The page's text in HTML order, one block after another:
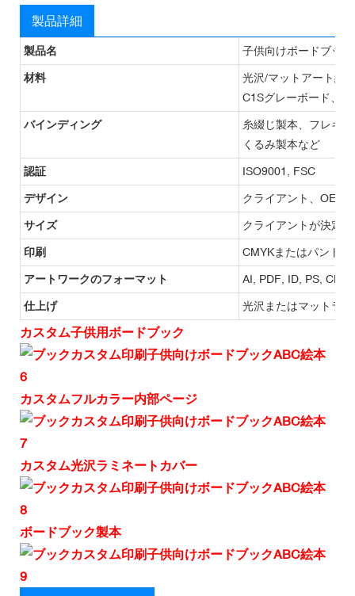
製品詳細
製品名 子供向けボードブック
材料
光沢/マットアート紙
C1Sグレーボード、
バインディング
糸綴じ製本、フレキ
くるみ製本など
認証 ISO9001, FSC
デザイン クライアント、OEM
サイズ クライアントが決定
印刷 CMYKまたはパントン
アートワークのフォーマット AI, PDF, ID, PS, CDR
仕上げ 光沢またはマットラ
カスタム子供用ボードブック
カスタムフルカラー内部ページ
カスタム光沢ラミネートカバー
ボードブック製本